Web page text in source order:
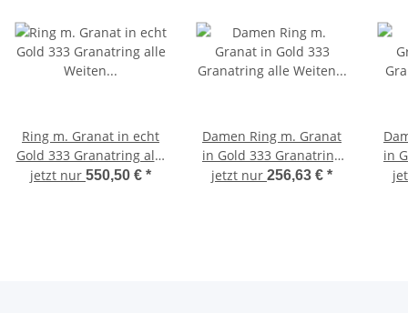
Ring m. Granat in echt
Gold 333 Granatring alle
Weiten Gelbgold Damen
jetzt nur 550,50 € *
Damen Ring m. Granat
in Gold 333 Granatring
alle Weiten Gelbgold
jetzt nur 256,63 € *
in